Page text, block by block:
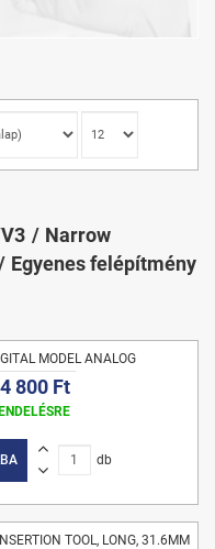
Narrow
Egyenes felépítmény
MODEL ANALOG
800 Ft
db
TOOL, LONG, 31.6MM